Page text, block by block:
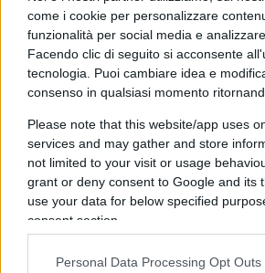
come i cookie per personalizzare
funzionalità per social media e
Facendo clic di seguito si acconsente
tecnologia. Puoi cambiare idea e
consenso in qualsiasi momento
Please note that this website/app uses
services and may gather and store
not limited to your visit or usage
grant or deny consent to Google and its
use your data for below specified
consent section.
Personal Data Processing Opt Outs
Dovrebbe far riflettere poi una
sedicenteliberalecome Forza
generale tutta la compagine
che a fronte di una spesa
il 60% del PIL non vi siano
minime per le coppie a basso
scuole materne ed attività extra